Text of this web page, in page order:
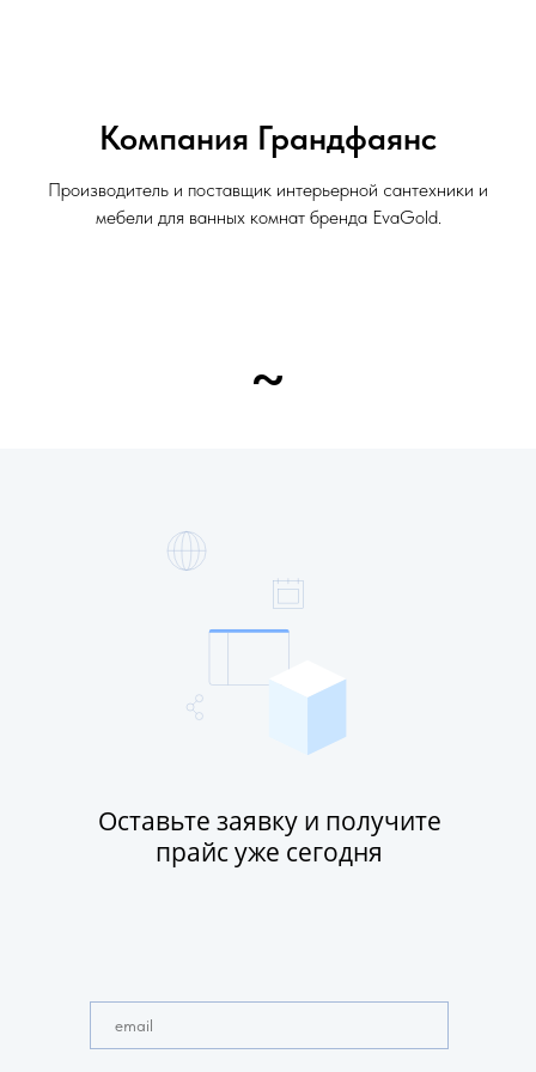
Компания Грандфаянс
Производитель и поставщик интерьерной сантехники и
мебели для ванных комнат бренда EvaGold.
~
Оставьте заявку и получите
прайс уже сегодня